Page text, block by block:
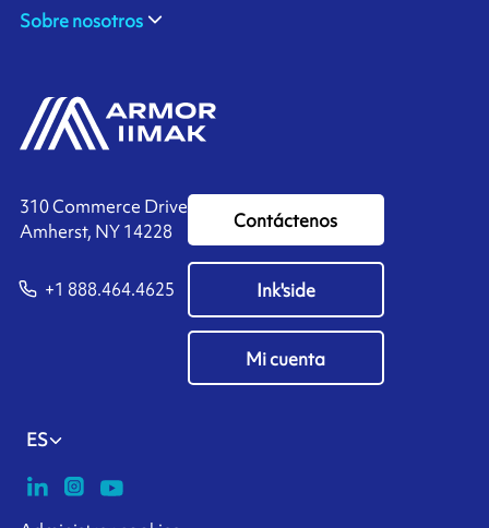
310 Commerce Drive
Amherst, NY 14228
+1 888.464.4625
Contáctenos
Ink'side
Mi cuenta
ES
Sobre nosotros